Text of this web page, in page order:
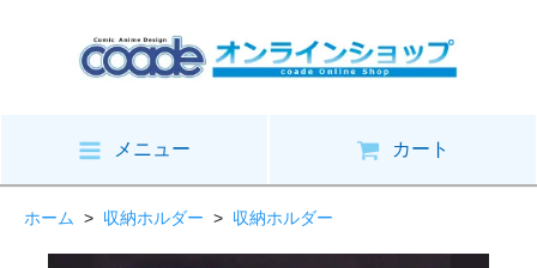
メニュー カート
ホーム > 収納ホルダー > 収納ホルダー